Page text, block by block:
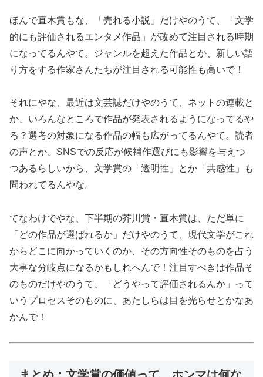
ほんで直木賞もな、「売れる小説」だけやのうて、「文学
的にも評価されるエンタメ作品」が改めて注目される時期
になってるんやて。ジャンルを超えた作品とか、新しい語
り方をする作家さんたちが注目される可能性も高いで！
それにやな、最近は文芸誌だけやのうて、ネットの連載と
か、いろんなところで作品が発表されるようになってるや
ろ？選考の対象になる作品の幅も広がってるんやて。読者
の声とか、SNSでの反応が候補作選びにも影響を与えつ
つあるらしいから、文学賞の「透明性」とか「共感性」も
問われてるんやな。
てなわけでやな、下半期の芥川賞・直木賞は、ただ単に
「どの作品が選ばれるか」だけやのうて、現代文学がこれ
からどこに向かっていくのか、その方向性そのものを占う
大事な分岐点になるかもしれへんで！注目すべきは作品そ
のものだけやのうて、「どうやって評価されるんか」って
いうプロセスそのものに、あたしらは目を光らせとかなあ
かんで！